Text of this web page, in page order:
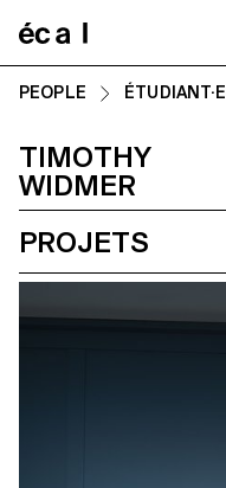
PEOPLE ÉTUDIANT·E
TIMOTHY
WIDMER
PROJETS